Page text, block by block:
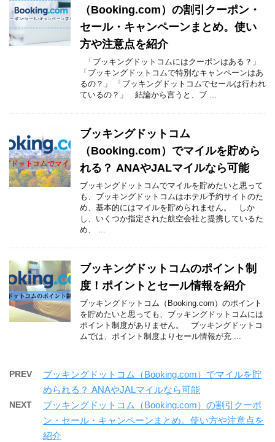
（Booking.com）の割引クーポン・
セール・キャンペーンまとめ。使い
方や注意点を紹介
「ブッキングドットコムにはクーポンはある？」
「ブッキングドットコムで特別なキャンペーンはあ
るの？」 「ブッキングドットコムでセールは行われ
ているの？」 結論から言うと、ブ ...
ブッキングドットコム
（Booking.com）でマイルを貯めら
れる？ ANAやJALマイルなら可能
ブッキングドットコムでマイルを貯めたいと思って
も、ブッキングドットコムはホテル予約サイトのた
め、基本的にはマイルを貯められません。 しか
し、いくつか指定された航空会社と提携しているた
め、 ...
ブッキングドットコムのポイント制
度！ポイントとセール情報を紹介
ブッキングドットコム（Booking.com）のポイント
を貯めたいと思っても、ブッキングドットコムには
ポイント制度がありません。 ブッキングドットコ
ムでは、ポイント制度よりセール情報が充 ...
PREV
ブッキングドットコム（Booking.com）でマイルを貯
められる？ ANAやJALマイルなら可能
NEXT
ブッキングドットコム（Booking.com）の割引クーポ
ン・セール・キャンペーンまとめ。使い方や注意点を
紹介